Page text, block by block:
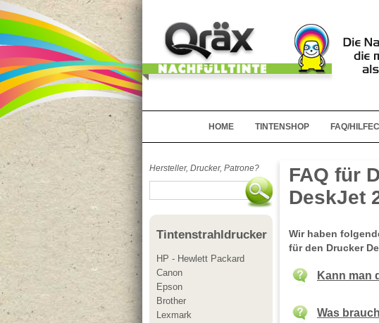
HOME TINTENSHOP FAQ/
Hersteller, Drucker, Patrone?
Tintenstrahldrucker
HP - Hewlett Packard
Canon
Epson
Brother
Lexmark
FAQ für
DeskJet
Wir haben
für den Drucker
Kann man
Was